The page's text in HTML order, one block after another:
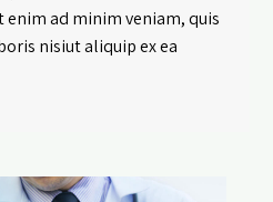
ad minim veniam, quis
nisiut aliquip ex ea